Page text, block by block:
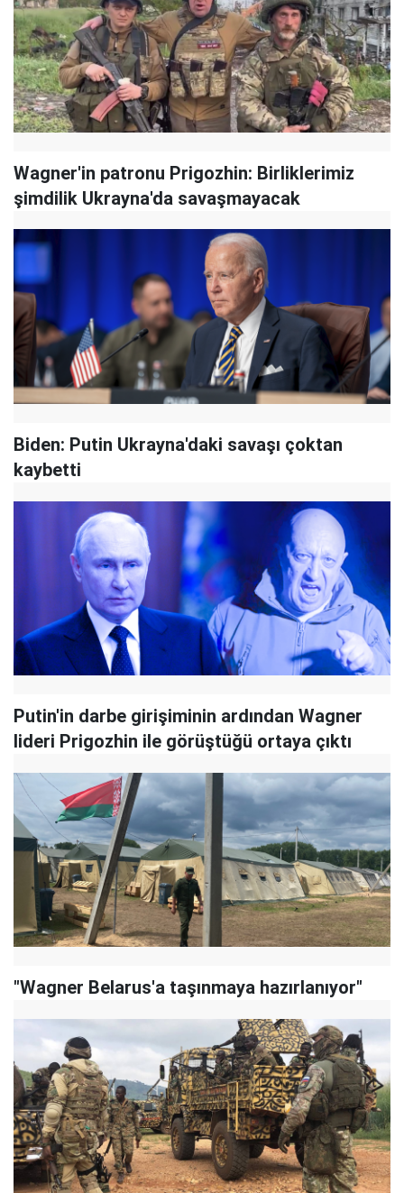
Wagner'in patronu Prigozhin: Birliklerimiz
şimdilik Ukrayna'da savaşmayacak
Biden: Putin Ukrayna'daki savaşı çoktan
kaybetti
Putin'in darbe girişiminin ardından Wagner
lideri Prigozhin ile görüştüğü ortaya çıktı
"Wagner Belarus'a taşınmaya hazırlanıyor"